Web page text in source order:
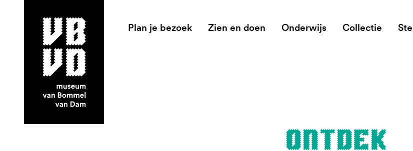
museum van Bommel van Dam
Plan je bezoek Zien en doen Onderwijs Collectie
Ont­dek